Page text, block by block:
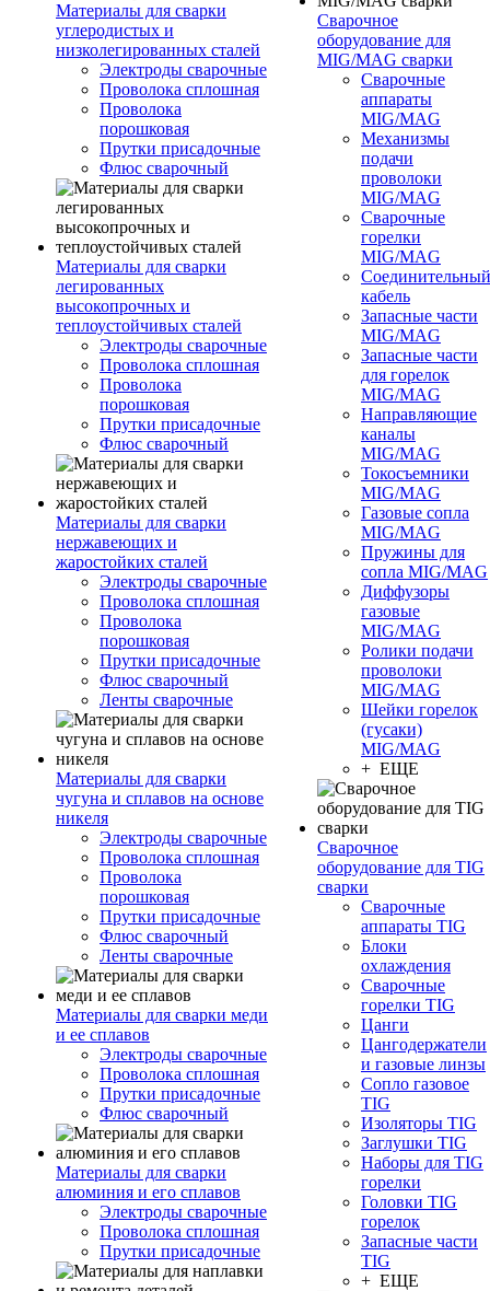
Материалы для сварки
углеродистых и
низколегированных сталей
Электроды сварочные
Проволока сплошная
Проволока
порошковая
Прутки присадочные
Флюс сварочный
Материалы для сварки
легированных
высокопрочных и
теплоустойчивых сталей
Электроды сварочные
Проволока сплошная
Проволока
порошковая
Прутки присадочные
Флюс сварочный
Материалы для сварки
нержавеющих и
жаростойких сталей
Электроды сварочные
Проволока сплошная
Проволока
порошковая
Прутки присадочные
Флюс сварочный
Ленты сварочные
Материалы для сварки
чугуна и сплавов на основе
никеля
Электроды сварочные
Проволока сплошная
Проволока
порошковая
Прутки присадочные
Флюс сварочный
Ленты сварочные
Материалы для сварки меди
и ее сплавов
Электроды сварочные
Проволока сплошная
Прутки присадочные
Флюс сварочный
Материалы для сварки
алюминия и его сплавов
Электроды сварочные
Проволока сплошная
Прутки присадочные
Сварочное
оборудование для
MIG/MAG сварки
Сварочные
аппараты
MIG/MAG
Механизмы
подачи
проволоки
MIG/MAG
Сварочные
горелки
MIG/MAG
Соединительный
кабель
Запасные части
MIG/MAG
Запасные части
для горелок
MIG/MAG
Направляющие
каналы
MIG/MAG
Токосъемники
MIG/MAG
Газовые сопла
MIG/MAG
Пружины для
сопла MIG/MAG
Диффузоры
газовые
MIG/MAG
Ролики подачи
проволоки
MIG/MAG
Шейки горелок
(гусаки)
MIG/MAG
+ ЕЩЕ
Сварочное
оборудование для TIG
сварки
Сварочные
аппараты TIG
Блоки
охлаждения
Сварочные
горелки TIG
Цанги
Цангодержатели
и газовые линзы
Сопло газовое
TIG
Изоляторы TIG
Заглушки TIG
Наборы для TIG
горелки
Головки TIG
горелок
Запасные части
TIG
+ ЕЩЕ